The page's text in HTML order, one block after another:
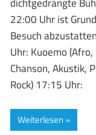
dichtgedrängte
22:00 Uhr ist
Besuch
Uhr: Kuoemo
Chanson, Akustik,
Rock) 17:15 Uhr:
Weiterlesen